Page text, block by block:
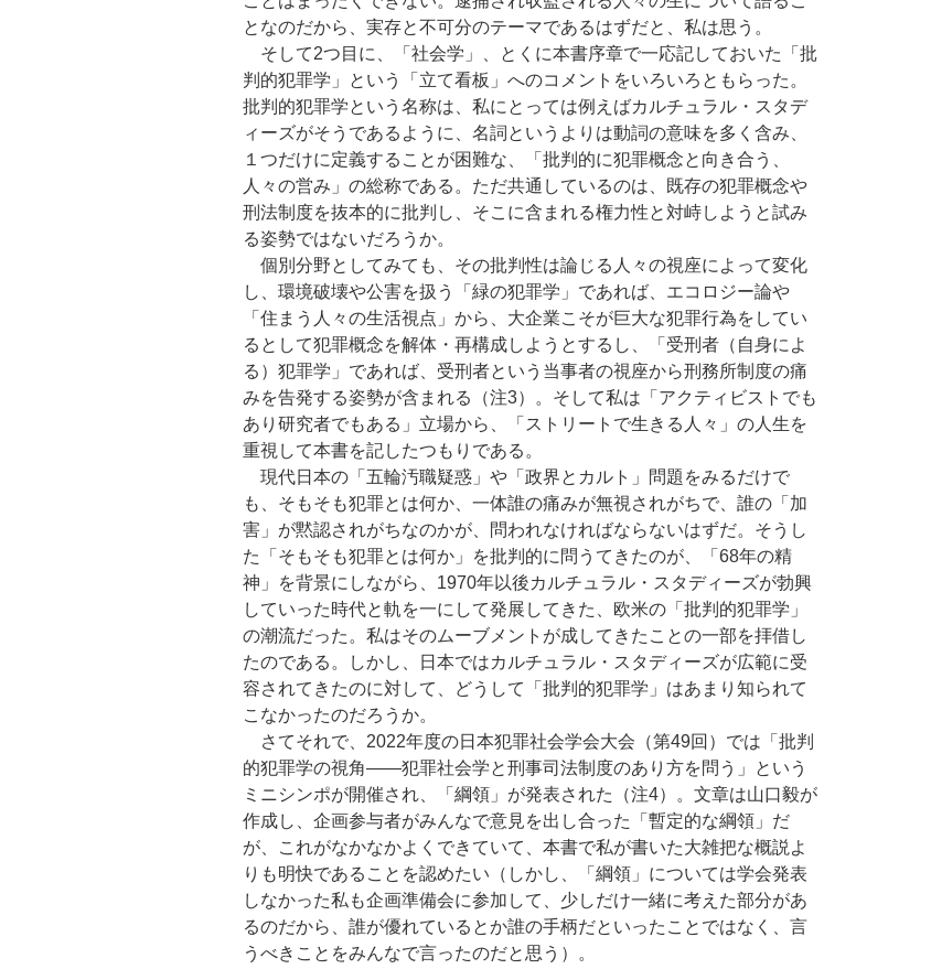
となのだから、実存と不可分のテーマであるはずだと、私は思う。
そして2つ目に、「社会学」、とくに本書序章で一応記しておいた「批
判的犯罪学」という「立て看板」へのコメントをいろいろともらった。
批判的犯罪学という名称は、私にとっては例えばカルチュラル・スタデ
ィーズがそうであるように、名詞というよりは動詞の意味を多く含み、
１つだけに定義することが困難な、「批判的に犯罪概念と向き合う、
人々の営み」の総称である。ただ共通しているのは、既存の犯罪概念や
刑法制度を抜本的に批判し、そこに含まれる権力性と対峙しようと試み
る姿勢ではないだろうか。
個別分野としてみても、その批判性は論じる人々の視座によって変化
し、環境破壊や公害を扱う「緑の犯罪学」であれば、エコロジー論や
「住まう人々の生活視点」から、大企業こそが巨大な犯罪行為をしてい
るとして犯罪概念を解体・再構成しようとするし、「受刑者（自身によ
る）犯罪学」であれば、受刑者という当事者の視座から刑務所制度の痛
みを告発する姿勢が含まれる（注3）。そして私は「アクティビストでも
あり研究者でもある」立場から、「ストリートで生きる人々」の人生を
重視して本書を記したつもりである。
現代日本の「五輪汚職疑惑」や「政界とカルト」問題をみるだけで
も、そもそも犯罪とは何か、一体誰の痛みが無視されがちで、誰の「加
害」が黙認されがちなのかが、問われなければならないはずだ。そうし
た「そもそも犯罪とは何か」を批判的に問うてきたのが、「68年の精
神」を背景にしながら、1970年以後カルチュラル・スタディーズが勃興
していった時代と軌を一にして発展してきた、欧米の「批判的犯罪学」
の潮流だった。私はそのムーブメントが成してきたことの一部を拝借し
たのである。しかし、日本ではカルチュラル・スタディーズが広範に受
容されてきたのに対して、どうして「批判的犯罪学」はあまり知られて
こなかったのだろうか。
さてそれで、2022年度の日本犯罪社会学会大会（第49回）では「批判
的犯罪学の視角――犯罪社会学と刑事司法制度のあり方を問う」という
ミニシンポが開催され、「綱領」が発表された（注4）。文章は山口毅が
作成し、企画参与者がみんなで意見を出し合った「暫定的な綱領」だ
が、これがなかなかよくできていて、本書で私が書いた大雑把な概説よ
りも明快であることを認めたい（しかし、「綱領」については学会発表
しなかった私も企画準備会に参加して、少しだけ一緒に考えた部分があ
るのだから、誰が優れているとか誰の手柄だといったことではなく、言
うべきことをみんなで言ったのだと思う）。